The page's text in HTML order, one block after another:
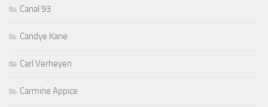
Canal 93
Candye Kane
Carl Verheyen
Carmine Appice